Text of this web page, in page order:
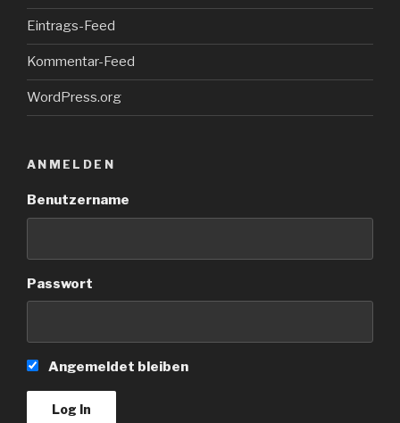
Eintrags-Feed
Kommentar-Feed
WordPress.org
ANMELDEN
Benutzername
Passwort
Angemeldet bleiben